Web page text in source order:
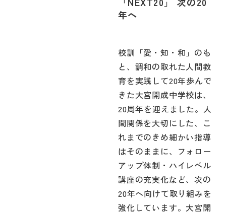
年へ
校訓「愛・知・和」のも
と、調和の取れた人間教
育を実践して20年歩んで
きた大宮開成中学校は、
20周年を迎えました。人
間関係を大切にした、こ
れまでのきめ細かい指導
はそのままに、フォロー
アップ体制・ハイレベル
講座の充実化など、次の
20年へ向けて取り組みを
強化しています。大宮開